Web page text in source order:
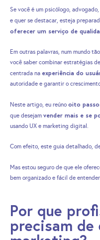
Se você é um psicólogo,
e quer se destacar, esteja
oferecer um serviço de
Em outras palavras, num mundo
você saber combinar estratégias
centrada na experiência do
autoridade e garantir o
Neste artigo, eu reúno oito
que desejam vender mais e se
usando UX e marketing digital.
Com efeito, este guia detalhado,
Mas estou seguro de que ele
bem organizado e fácil de entender.
Por que
precisam